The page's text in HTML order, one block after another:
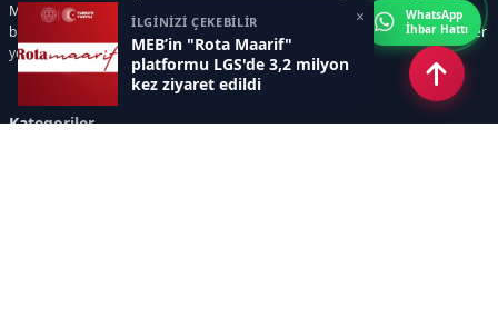
İLGİNİZİ ÇEKEBİLİR
MEB’in "Rota Maarif"
platformu LGS'de 3,2 milyon
kez ziyaret edildi
×
Milli Eğitim Bakanlığı gelişmeleri, üniversite haberleri, rehberlik içerikleri,
bilim ve teknoloji alanındaki yenilikler ile öğrenci yaşamına dair güncel bilgiler
yer alır.
Kategoriler
WhatsApp
İhbar Hattı